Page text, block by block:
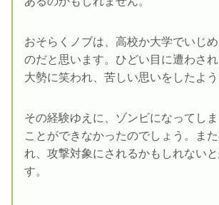
おそらくノブは、高校か大学でいじ
のだと思います。ひどい目に遭わさ
大勢に笑われ、苦しい思いをしたよう
その経験ゆえに、ゾンビになってし
ことができなかったのでしょう。ま
れ、攻撃対象にされるかもしれない
す。